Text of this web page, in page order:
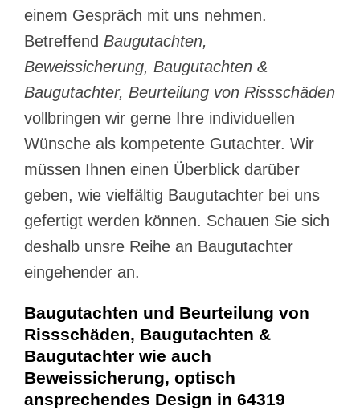
einem Gespräch mit uns nehmen.
Betreffend Baugutachten,
Beweissicherung, Baugutachten &
Baugutachter, Beurteilung von Rissschäden
vollbringen wir gerne Ihre individuellen
Wünsche als kompetente Gutachter. Wir
müssen Ihnen einen Überblick darüber
geben, wie vielfältig Baugutachter bei uns
gefertigt werden können. Schauen Sie sich
deshalb unsre Reihe an Baugutachter
eingehender an.
Baugutachten und Beurteilung von
Rissschäden, Baugutachten &
Baugutachter wie auch
Beweissicherung, optisch
ansprechendes Design in 64319